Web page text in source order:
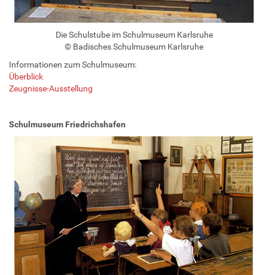
Die Schulstube im Schulmuseum Karlsruhe
© Badisches Schulmuseum Karlsruhe
Informationen zum Schulmuseum:
Überblick
Zeugnisse-Ausstellung
Schulmuseum Friedrichshafen